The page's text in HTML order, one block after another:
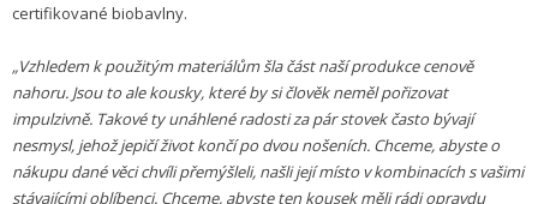
certifikované biobavlny.
„Vzhledem k použitým materiálům šla část naší produkce cenově
nahoru. Jsou to ale kousky, které by si člověk neměl pořizovat
impulzivně. Takové ty unáhlené radosti za pár stovek často bývají
nesmysl, jehož jepičí život končí po dvou nošeních. Chceme, abyste o
nákupu dané věci chvíli přemýšleli, našli její místo v kombinacích s vašimi
stávajícími oblíbenci. Chceme, abyste ten kousek měli rádi opravdu